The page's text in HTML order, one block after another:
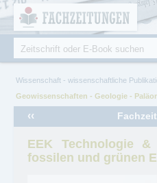
Fachzeitungen.de -
Fachmagazine
Suche
Sie sind hier
Wissenschaft - wissenschaftliche
Geowissenschaften - Geologie -
‹‹
EEK Technologie
fossilen und grünen
Cookie-Einstellungen